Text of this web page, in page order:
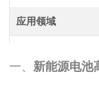
应用领域
一、新能源电池